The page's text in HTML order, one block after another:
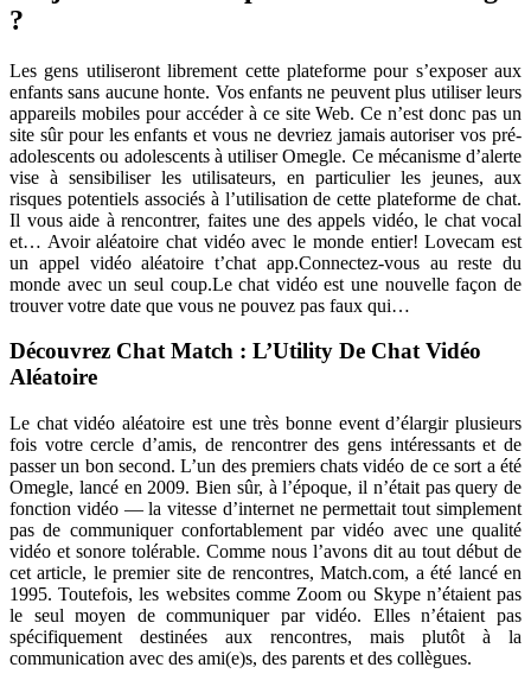
?
Les gens utiliseront librement cette plateforme pour s’exposer aux
enfants sans aucune honte. Vos enfants ne peuvent plus utiliser leurs
appareils mobiles pour accéder à ce site Web. Ce n’est donc pas un
site sûr pour les enfants et vous ne devriez jamais autoriser vos pré-
adolescents ou adolescents à utiliser Omegle. Ce mécanisme d’alerte
vise à sensibiliser les utilisateurs, en particulier les jeunes, aux
risques potentiels associés à l’utilisation de cette plateforme de chat.
Il vous aide à rencontrer, faites une des appels vidéo, le chat vocal
et… Avoir aléatoire chat vidéo avec le monde entier! Lovecam est
un appel vidéo aléatoire t’chat app.Connectez-vous au reste du
monde avec un seul coup.Le chat vidéo est une nouvelle façon de
trouver votre date que vous ne pouvez pas faux qui…
Découvrez Chat Match : L’Utility De Chat Vidéo
Aléatoire
Le chat vidéo aléatoire est une très bonne event d’élargir plusieurs
fois votre cercle d’amis, de rencontrer des gens intéressants et de
passer un bon second. L’un des premiers chats vidéo de ce sort a été
Omegle, lancé en 2009. Bien sûr, à l’époque, il n’était pas query de
fonction vidéo — la vitesse d’internet ne permettait tout simplement
pas de communiquer confortablement par vidéo avec une qualité
vidéo et sonore tolérable. Comme nous l’avons dit au tout début de
cet article, le premier site de rencontres, Match.com, a été lancé en
1995. Toutefois, les websites comme Zoom ou Skype n’étaient pas
le seul moyen de communiquer par vidéo. Elles n’étaient pas
spécifiquement destinées aux rencontres, mais plutôt à la
communication avec des ami(e)s, des parents et des collègues.